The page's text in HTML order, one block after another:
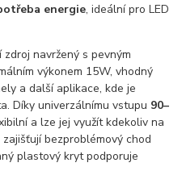
energie, ideální pro LED
navržený s pevným
výkonem 15W, vhodný
a další aplikace, kde je
Díky univerzálnímu vstupu 90–
a lze jej využít kdekoliv na
bezproblémový chod
plastový kryt podporuje